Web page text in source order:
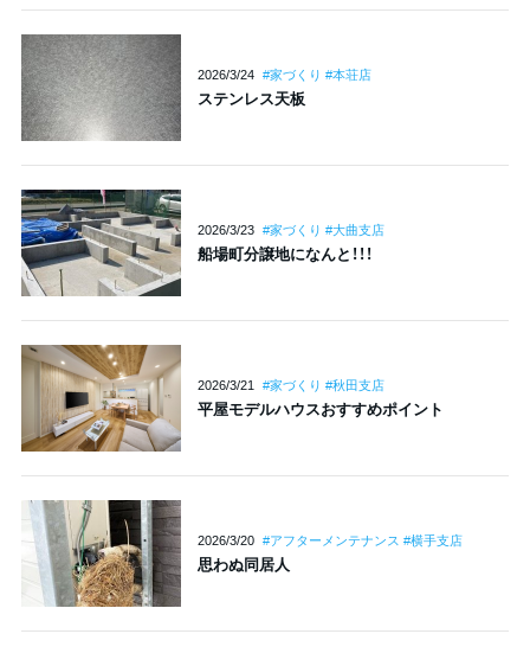
2026/3/24 #家づくり #本荘店
ステンレス天板
2026/3/23 #家づくり #大曲支店
船場町分譲地になんと！！！
2026/3/21 #家づくり #秋田支店
平屋モデルハウスおすすめポイント
2026/3/20 #アフターメンテナンス #横手支店
思わぬ同居人